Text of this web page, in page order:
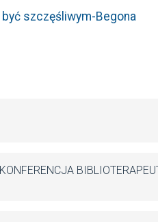
szczęśliwym-Begona